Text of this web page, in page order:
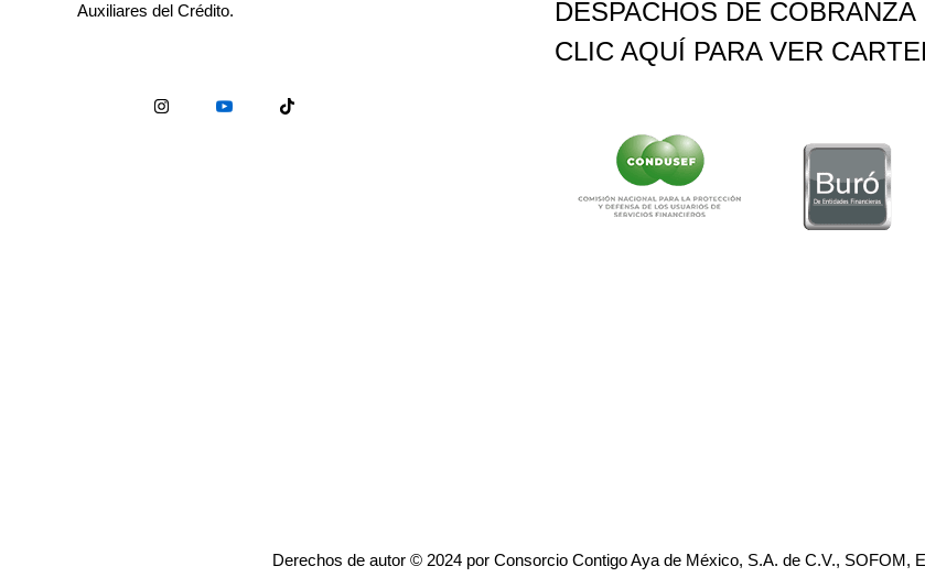
Auxiliares del Crédito.
DESPACHOS DE COBRANZA
CLIC AQUÍ PARA VER
Derechos de autor © 2024 por Consorcio Contigo Aya de México, S.A. de C.V., SOFOM,